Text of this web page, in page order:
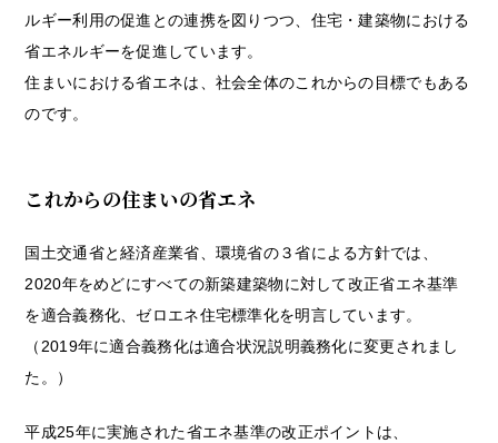
ルギー利用の促進との連携を図りつつ、住宅・建築物における
省エネルギーを促進しています。
住まいにおける省エネは、社会全体のこれからの目標でもある
のです。
これからの住まいの省エネ
国土交通省と経済産業省、環境省の３省による方針では、
2020年をめどにすべての新築建築物に対して改正省エネ基準
を適合義務化、ゼロエネ住宅標準化を明言しています。
（2019年に適合義務化は適合状況説明義務化に変更されまし
た。）
平成25年に実施された省エネ基準の改正ポイントは、